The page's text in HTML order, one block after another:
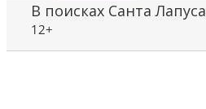
В поисках Санта Лапуса
12+